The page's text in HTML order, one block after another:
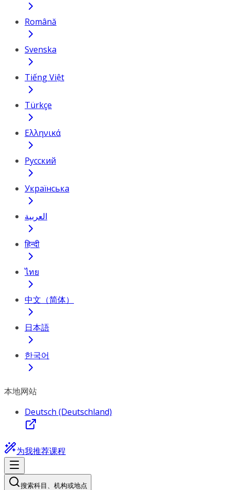
Română
Svenska
Tiếng Việt
Türkçe
Ελληνικά
Русский
Українська
العربية
हिन्दी
ไทย
中文（简体）
日本語
한국어
本地网站
Deutsch (Deutschland)
为我推荐课程
搜索科目、机构或地点